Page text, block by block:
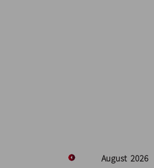
August 2026